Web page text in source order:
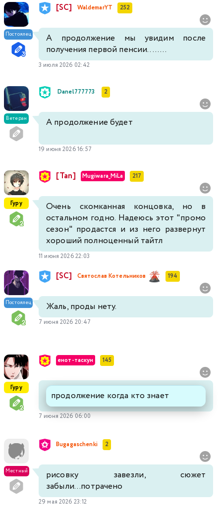
Постоялец
[SC] WaldemarYT 252
А продолжение мы увидим после
получения первой пенсии........
3 июля 2026 02:42
Ветеран
Danel777773 2
А продолжение будет
19 июня 2026 16:57
Гуру
[Tan] Mugiwara_MiLa 217
Очень скомканная концовка, но в
остальном годно. Надеюсь этот "промо
сезон" продастся и из него развернут
хороший полноценный тайтл
11 июня 2026 22:03
Постоялец
[SC] Святослав Котельников 194
Жаль, проды нету.
7 июня 2026 20:47
Гуру
енот-таскун 145
продолжение когда кто знает
7 июня 2026 06:00
Местный
Bugagaschenki 2
рисовку завезли, сюжет
забыли...потрачено
29 мая 2026 23:12